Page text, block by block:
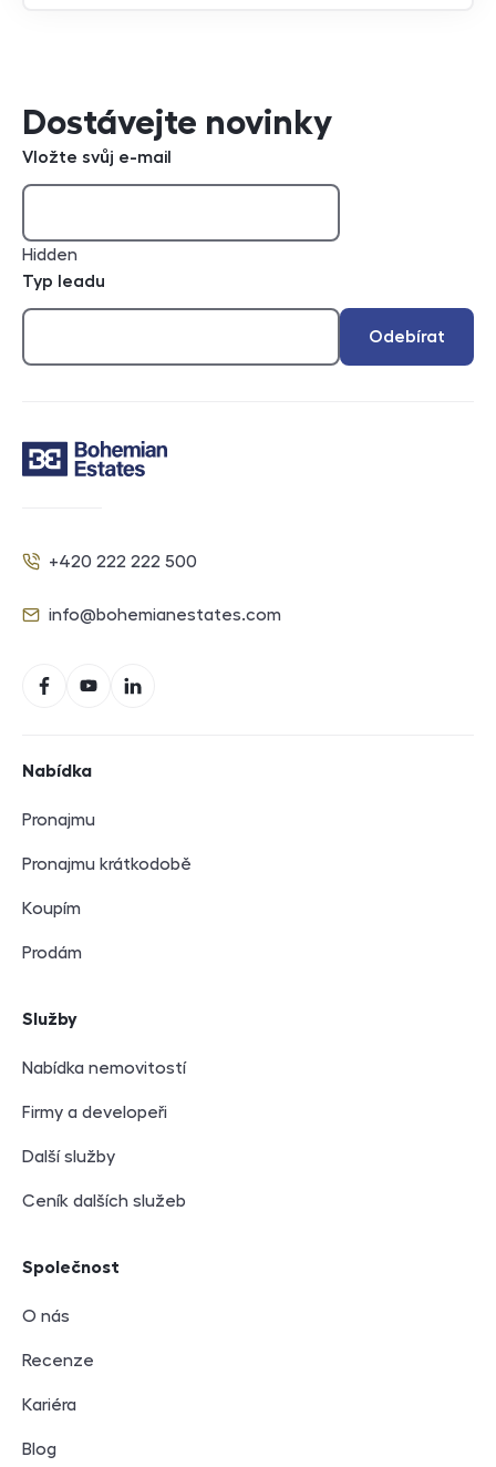
Dostávejte novinky
Vložte svůj e-mail
Hidden
Typ leadu
Odebírat
Telefon
+420 222 222 500
E-mail
info@bohemianestates.com
FacebookYouTubeLinkedIn
Nabídka
Pronajmu
Pronajmu krátkodobě
Koupím
Prodám
Služby
Nabídka nemovitostí
Firmy a developeři
Další služby
Ceník dalších služeb
Společnost
O nás
Recenze
Kariéra
Blog